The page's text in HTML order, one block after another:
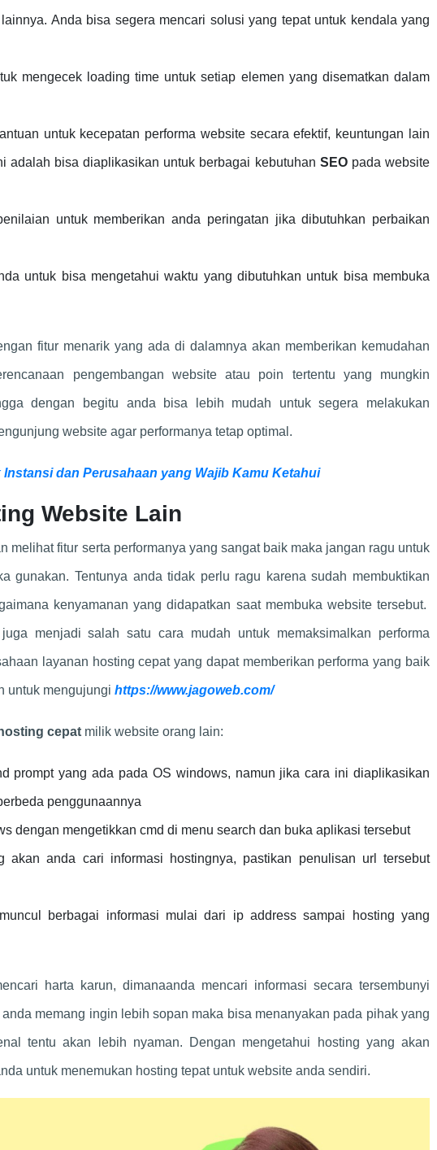
Anda bisa segera mencari solusi yang tepat untuk kendala yang
mengecek loading time untuk setiap elemen yang disematkan dalam
untuk kecepatan performa website secara efektif, keuntungan lain
adalah bisa diaplikasikan untuk berbagai kebutuhan SEO pada website
untuk memberikan anda peringatan jika dibutuhkan perbaikan
untuk bisa mengetahui waktu yang dibutuhkan untuk bisa membuka
fitur menarik yang ada di dalamnya akan memberikan kemudahan
pengembangan website atau poin tertentu yang mungkin
dengan begitu anda bisa lebih mudah untuk segera melakukan
website agar performanya tetap optimal.
dan Perusahaan yang Wajib Kamu Ketahui
Website Lain
melihat fitur serta performanya yang sangat baik maka jangan ragu untuk
gunakan. Tentunya anda tidak perlu ragu karena sudah membuktikan
kenyamanan yang didapatkan saat membuka website tersebut.
menjadi salah satu cara mudah untuk memaksimalkan performa
layanan hosting cepat yang dapat memberikan performa yang baik
untuk mengujungi https://www.jagoweb.com/
hosting cepat milik website orang lain:
prompt yang ada pada OS windows, namun jika cara ini diaplikasikan
penggunaannya
dengan mengetikkan cmd di menu search dan buka aplikasi tersebut
akan anda cari informasi hostingnya, pastikan penulisan url tersebut
berbagai informasi mulai dari ip address sampai hosting yang
harta karun, dimanaanda mencari informasi secara tersembunyi
memang ingin lebih sopan maka bisa menanyakan pada pihak yang
tentu akan lebih nyaman. Dengan mengetahui hosting yang akan
untuk menemukan hosting tepat untuk website anda sendiri.